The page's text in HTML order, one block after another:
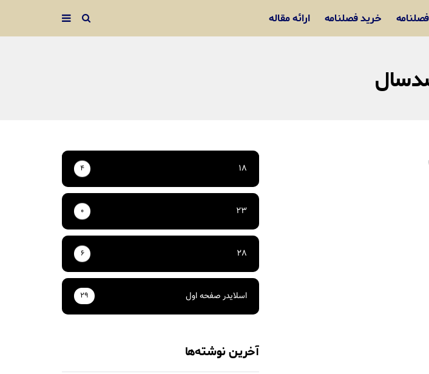
خرید فصلنامه ارائه مقاله
18
4
23
0
28
6
اسلایدر صفحه اول 29
آخرین نوشته‌ها